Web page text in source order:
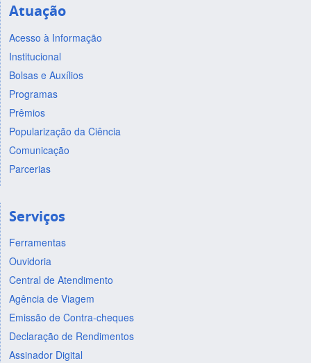
Atuação
Acesso à Informação
Institucional
Bolsas e Auxílios
Programas
Prêmios
Popularização da Ciência
Comunicação
Parcerias
Serviços
Ferramentas
Ouvidoria
Central de Atendimento
Agência de Viagem
Emissão de Contra-cheques
Declaração de Rendimentos
Assinador Digital